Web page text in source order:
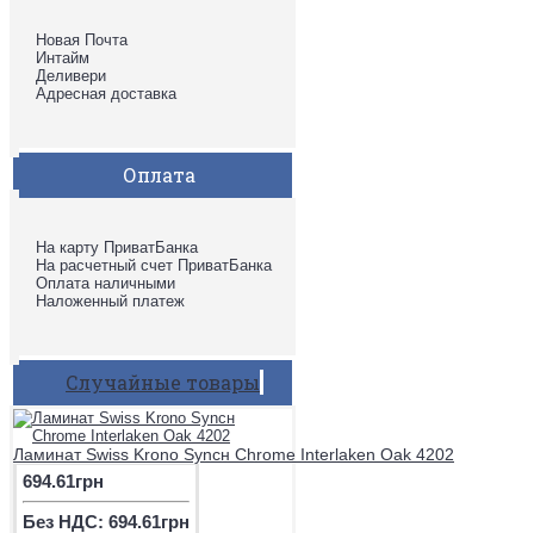
Новая Почта
Интайм
Деливери
Адресная доставка
Оплата
На карту ПриватБанка
На расчетный счет ПриватБанка
Оплата наличными
Наложенный платеж
Случайные товары
Ламинат Swiss Krono Syncн Chrome Interlaken Oak 4202
694.61грн
Без НДС: 694.61грн